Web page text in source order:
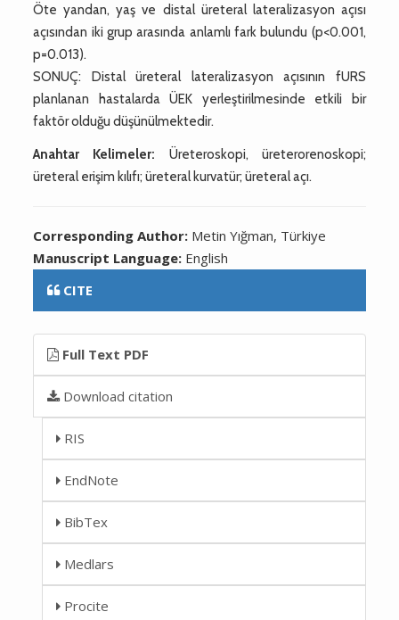
Öte yandan, yaş ve distal üreteral lateralizasyon açısı
açısından iki grup arasında anlamlı fark bulundu (p<0.001,
p=0.013).
SONUÇ: Distal üreteral lateralizasyon açısının fURS
planlanan hastalarda ÜEK yerleştirilmesinde etkili bir
faktör olduğu düşünülmektedir.
Anahtar Kelimeler: Üreteroskopi, üreterorenoskopi;
üreteral erişim kılıfı; üreteral kurvatür; üreteral açı.
Corresponding Author: Metin Yığman, Türkiye
Manuscript Language: English
CITE
Full Text PDF
Download citation
RIS
EndNote
BibTex
Medlars
Procite